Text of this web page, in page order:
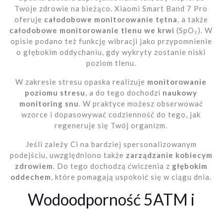
Twoje zdrowie na bieżąco. Xiaomi Smart Band 7 Pro
oferuje całodobowe monitorowanie tętna, a także
całodobowe monitorowanie tlenu we krwi (SpO₂). W
opisie podano też funkcję wibracji jako przypomnienie
o głębokim oddychaniu, gdy wykryty zostanie niski
poziom tlenu.
W zakresie stresu opaska realizuje monitorowanie
poziomu stresu, a do tego dochodzi naukowy
monitoring snu. W praktyce możesz obserwować
wzorce i dopasowywać codzienność do tego, jak
regeneruje się Twój organizm.
Jeśli zależy Ci na bardziej spersonalizowanym
podejściu, uwzględniono także zarządzanie kobiecym
zdrowiem. Do tego dochodzą ćwiczenia z głębokim
oddechem, które pomagają uspokoić się w ciągu dnia.
Wodoodporność 5ATM i